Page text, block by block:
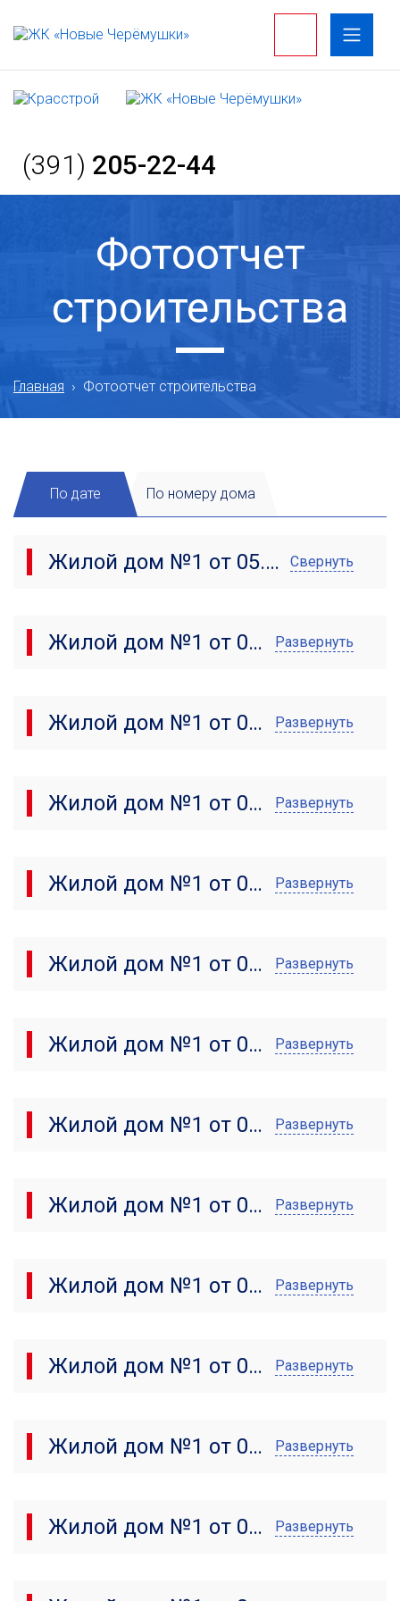
(391) 205-22-44
Фотоотчет
строительства
Главная › Фотоотчет строительства
По дате По номеру дома
Жилой дом №1 от 05.11.2025 Свернуть
Жилой дом №1 от 05.10.2025 Развернуть
Жилой дом №1 от 05.09.2025 Развернуть
Жилой дом №1 от 05.08.2025 Развернуть
Жилой дом №1 от 03.07.2025 Развернуть
Жилой дом №1 от 05.06.2025 Развернуть
Жилой дом №1 от 05.05.2025 Развернуть
Жилой дом №1 от 05.04.2025 Развернуть
Жилой дом №1 от 05.03.2025 Развернуть
Жилой дом №1 от 05.02.2025 Развернуть
Жилой дом №1 от 05.01.2025 Развернуть
Жилой дом №1 от 05.12.2024 Развернуть
Жилой дом №1 от 05.11.2024 Развернуть